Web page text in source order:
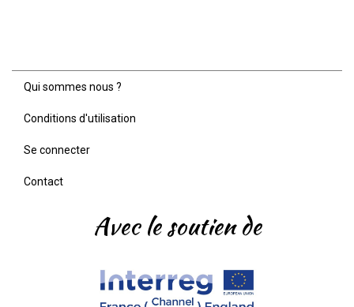
Menu
de
page
Qui sommes nous ?
Conditions d'utilisation
Se connecter
Contact
Avec le soutien de